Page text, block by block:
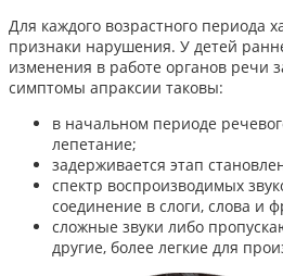
Для каждого возрастного периода
признаки нарушения. У детей
изменения в работе органов речи
симптомы апраксии таковы:
в начальном периоде
лепетание;
задерживается этап
спектр воспроизводимых
соединение в слоги, слова и
сложные звуки либо
другие, более легкие для